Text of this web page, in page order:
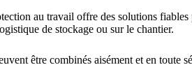
au travail offre des solutions
de stockage ou sur le chantier.
être combinés aisément et en toute